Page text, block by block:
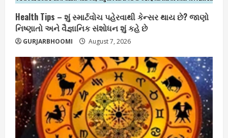
Health Tips – શું સ્માર્ટવોચ પહેરવાથી કેન્સર થાય છે? જાણો
નિષ્ણાતો અને વૈજ્ઞાનિક સંશોધન શું કહે છે
GURJARBHOOMI August 7, 2026